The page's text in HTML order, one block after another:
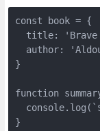
const book = {
title: 'Brave
author:
}
function
}